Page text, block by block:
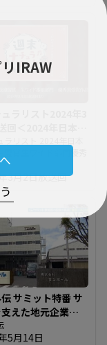
IRAW
ラリスト2024年3
回＜2024年日本民
3月2日放送回
サミット特番 サ
えた地元企業を
5月14日